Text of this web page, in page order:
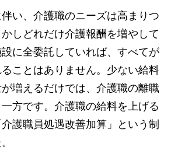
い、介護職のニーズは高まりつ
しどれだけ介護報酬を増やして
に全委託していれば、すべてが
ことはありません。少ない給料
増えるだけでは、介護職の離職
方です。介護職の給料を上げる
護職員処遇改善加算」という制